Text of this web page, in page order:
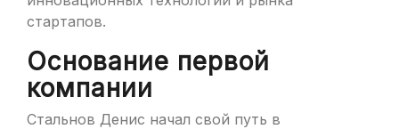
стартапов.
Основание первой
компании
Стальнов Денис начал свой путь в